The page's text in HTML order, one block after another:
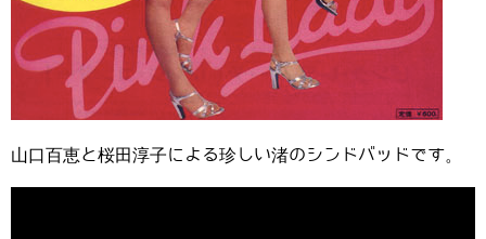
山口百恵と桜田淳子による珍しい渚のシンドバッドです。